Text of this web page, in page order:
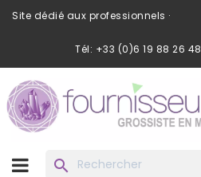
Site dédié aux professionnels ·
Tél: +33 (0)6 19 88 26 48
search